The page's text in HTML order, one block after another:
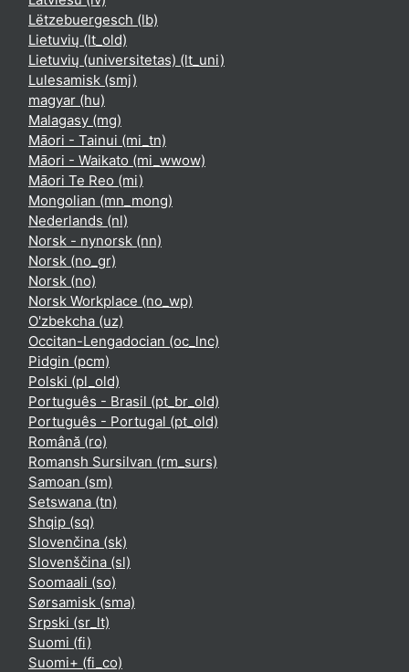
Lëtzebuergesch ‎(lb)‎
Lietuvių ‎(lt_old)‎
Lietuvių (universitetas) ‎(lt_uni)‎
Lulesamisk ‎(smj)‎
magyar ‎(hu)‎
Malagasy ‎(mg)‎
Māori - Tainui ‎(mi_tn)‎
Māori - Waikato ‎(mi_wwow)‎
Māori Te Reo ‎(mi)‎
Mongolian ‎(mn_mong)‎
Nederlands ‎(nl)‎
Norsk - nynorsk ‎(nn)‎
Norsk ‎(no_gr)‎
Norsk ‎(no)‎
Norsk Workplace ‎(no_wp)‎
O'zbekcha ‎(uz)‎
Occitan-Lengadocian ‎(oc_lnc)‎
Pidgin ‎(pcm)‎
Polski ‎(pl_old)‎
Português - Brasil ‎(pt_br_old)‎
Português - Portugal ‎(pt_old)‎
Română ‎(ro)‎
Romansh Sursilvan ‎(rm_surs)‎
Samoan ‎(sm)‎
Setswana ‎(tn)‎
Shqip ‎(sq)‎
Slovenčina ‎(sk)‎
Slovenščina ‎(sl)‎
Soomaali ‎(so)‎
Sørsamisk ‎(sma)‎
Srpski ‎(sr_lt)‎
Suomi ‎(fi)‎
Suomi+ ‎(fi_co)‎